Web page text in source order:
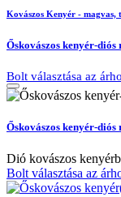
Kovászos Kenyér - magvas,
Őskovászos kenyér-
Bolt választása az
Őskovászos kenyér-
Dió kovászos
Bolt választása az